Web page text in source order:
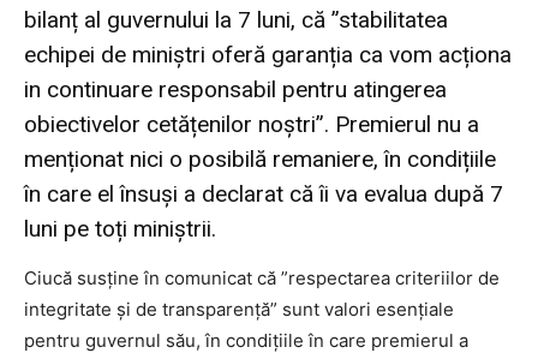
bilanț al guvernului la 7 luni, că ”stabilitatea
echipei de miniștri oferă garanția ca vom acționa
in continuare responsabil pentru atingerea
obiectivelor cetățenilor noștri”. Premierul nu a
menționat nici o posibilă remaniere, în condițiile
în care el însuși a declarat că îi va evalua după 7
luni pe toți miniștrii.
Ciucă susține în comunicat că ”respectarea criteriilor de
integritate și de transparență” sunt valori esențiale
pentru guvernul său, în condițiile în care premierul a